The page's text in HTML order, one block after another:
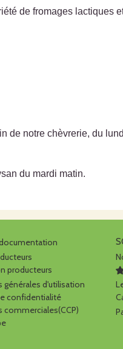
de fromages
de notre chèvrerie, du
du mardi matin.
producteurs
générales d'utilisation
confidentialité
commerciales(CCP)